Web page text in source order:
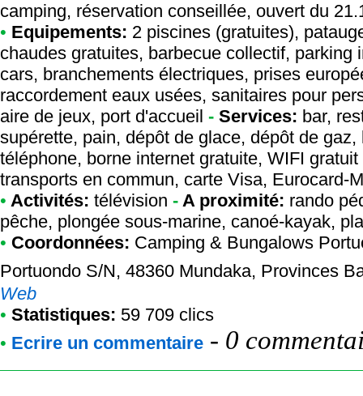
camping, réservation conseillée, ouvert du
• Equipements: 2 piscines (gratuites),
chaudes gratuites, barbecue collectif,
cars, branchements électriques, prises
raccordement eaux usées, sanitaires pour
aire de jeux, port d'accueil - Services: bar,
supérette, pain, dépôt de glace, dépôt de
téléphone, borne internet gratuite, WIFI
transports en commun, carte Visa, Eurocard-
• Activités: télévision - A proximité: rando
pêche, plongée sous-marine, canoé-kayak,
• Coordonnées: Camping & Bungalows
Portuondo S/N, 48360 Mundaka, Provinces
Web
• Statistiques: 59 709 clics
• Ecrire un commentaire - 0